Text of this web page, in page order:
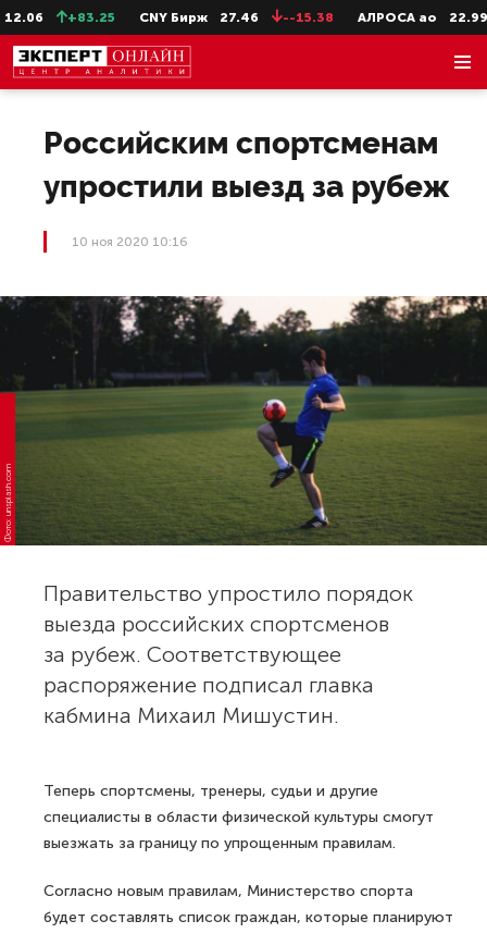
+83.25 CNY Бирж 27.46 --15.38 АЛРОСА ао 22.99
Российским спортсменам
упростили выезд за рубеж
10 ноя 2020 10:16
Фото: unsplash.com
Правительство упростило порядок
выезда российских спортсменов
за рубеж. Соответствующее
распоряжение подписал главка
кабмина Михаил Мишустин.
Теперь спортсмены, тренеры, судьи и другие
специалисты в области физической культуры смогут
выезжать за границу по упрощенным правилам.
Согласно новым правилам, Министерство спорта
будет составлять список граждан, которые планируют